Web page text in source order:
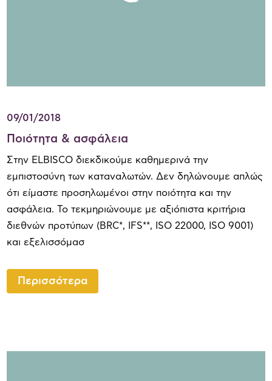
09/01/2018
Ποιότητα & ασφάλεια
Στην ELBISCO διεκδικούμε καθημερινά την
εμπιστοσύνη των καταναλωτών. Δεν δηλώνουμε απλώς
ότι είμαστε προσηλωμένοι στην ποιότητα και την
ασφάλεια. Το τεκμηριώνουμε με αξιόπιστα κριτήρια
διεθνών προτύπων (BRC*, IFS**, ISO 22000, ISO 9001)
και εξελισσόμασ
Περισσότερα